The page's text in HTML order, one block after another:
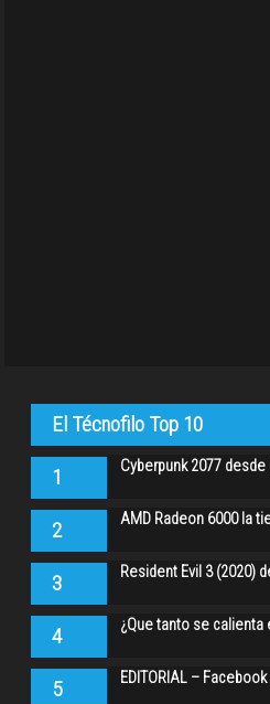
El Técnofilo Top 10
1 Cyberpunk 2077
2 AMD Radeon 6000 la
3 Resident Evil 3 (2020)
4 ¿Que tanto se calienta
5 EDITORIAL –